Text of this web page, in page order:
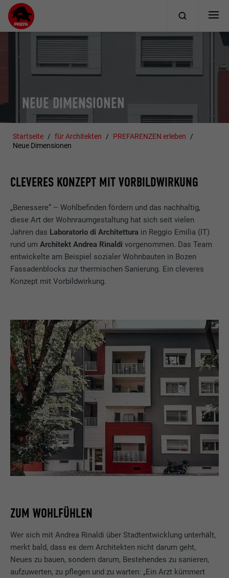
NEUE DIMENSIONEN
Startseite für Architekten
PREFARENZEN erleben
Neue Dimensionen
CLEVERES KONZEPT MIT VORBILDWIRKUNG
„Benessere“ – Wohlbefinden fördern und das nachhaltig,
diese Art der Wohnraumgestaltung hat sich seit vielen
Jahren das Laboratorio di Architettura in Reggio Emilia (IT)
rund umArchitekt Andrea Rinaldivorgenommen. Das Team
entwickelte am Beispiel sozialer Wohnbauten in Bozen
Fassadenblocks zur thermischen Sanierung. Ein cleveres
Konzept mit Vorbildwirkung.
ZUM WOHLFÜHLEN
Wer sich mit Andrea Rinaldi über Stadtentwicklung unterhält,
merkt bald, dass es dem Architekten nicht darum geht,
Neues zu bauen, sondern darum, Bestehendes zu sanieren,
aufzuwerten, zu pflegen und zu warten: „Ein Arzt kümmert